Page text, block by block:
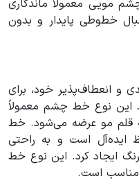
مویی معمولاً ماندگاری
خطوطی پایدار و بدون
و انعطاف‌پذیر خود، برای
این نوع خط چشم معمولاً
قلم مو عرضه می‌شود. خط
ایده‌آل است و به راحتی
ایجاد کرد. این نوع خط
مناسب است.